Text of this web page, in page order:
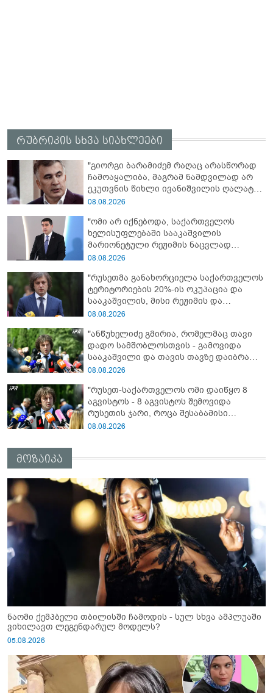
რუბრიკის სხვა სიახლეები
"გიორგი ბარამიძემ რაღაც არასწორად
ჩამოაყალიბა, მაგრამ ნამდვილად არ
ეკუთვნის წიხლი ივანიშვილის ღალატზე
დაფუძნებული დიქტატურის
მსმენია ქართველების მიერ ტყვეების
დახვრეტაზე"
08.08.2026
"ომი არ იქნებოდა, საქართველოს
ხელისუფლებაში სააკაშვილის
მარიონეტული რეჟიმის ნაცვლად
„ქართული ოცნების“ მსგავსი
2008 წლის ომი თუ არ იქნებოდა, დიდი
ალბათობით, არც უკრაინის ომი
იქნებოდა"
08.08.2026
"რუსეთმა განახორციელა საქართველოს
ტერიტორიების 20%-ის ოკუპაცია და
სააკაშვილის, მისი რეჟიმის და
„ნაცმოძრაობის“ ღალატი ვერანაირად
დანაშაული ჩვენი სახელმწიფოს წინაშე"
08.08.2026
"ანწუხელიძე გმირია, რომელმაც თავი
დადო სამშობლოსთვის - გამოვიდა
სააკაშვილი და თავის თავზე დაიბრალა
ანწუხელიძის გმირობა, სამარცხვინო
სააკაშვილისთვის შეგინებას თუ რაღაც
ამგვარს სთხოვდნენ მას"
08.08.2026
"რუსეთ-საქართველოს ომი დაიწყო 8
აგვისტოს - 8 აგვისტოს შემოვიდა
რუსეთის ჯარი, როცა შესაბამისი
განცხადება გააკეთა რუსეთის
რეჟიმმა დაბომბა ცხინვალი"
08.08.2026
მოზაიკა
ნაომი ქემპბელი თბილისში ჩამოდის - სულ სხვა ამპლუაში
ვიხილავთ ლეგენდარულ მოდელს?
05.08.2026